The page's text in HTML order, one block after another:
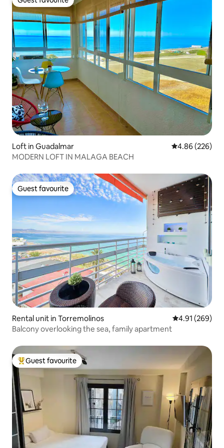
Guest favourite
Loft in Guadalmar 4.86 out of 5
4.86 (226)
MODERN LOFT IN MALAGA BEACH
Guest favourite
Guest favourite
Rental unit in Torremolinos 4.91 out of 5
4.91 (269)
Balcony overlooking the sea, family apartment
Top guest favourite
Guest favourite